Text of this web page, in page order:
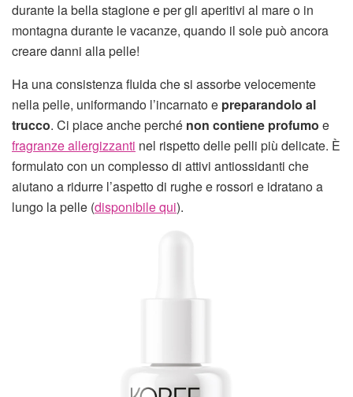
durante la bella stagione e per gli aperitivi al mare o in
montagna durante le vacanze, quando il sole può ancora
creare danni alla pelle!
Ha una consistenza fluida che si assorbe velocemente
nella pelle, uniformando l’incarnato e preparandolo al
trucco. Ci piace anche perché non contiene profumo e
fragranze allergizzanti nel rispetto delle pelli più delicate. È
formulato con un complesso di attivi antiossidanti che
aiutano a ridurre l’aspetto di rughe e rossori e idratano a
lungo la pelle (disponibile qui).